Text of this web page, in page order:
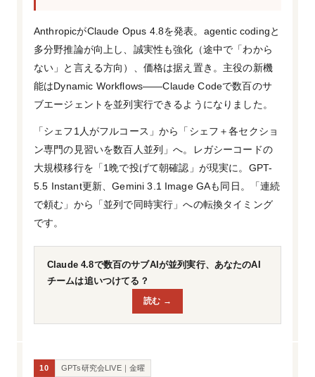
AnthropicがClaude Opus 4.8を発表。agentic codingと
多分野推論が向上し、誠実性も強化（途中で「わから
ない」と言える方向）、価格は据え置き。主役の新機
能はDynamic Workflows——Claude Codeで数百のサ
ブエージェントを並列実行できるようになりました。
「シェフ1人がフルコース」から「シェフ＋各セクショ
ン専門の見習いを数百人並列」へ。レガシーコードの
大規模移行を「1晩で投げて朝確認」が現実に。GPT-
5.5 Instant更新、Gemini 3.1 Image GAも同日。「連続
で頼む」から「並列で同時実行」への転換タイミング
です。
Claude 4.8で数百のサブAIが並列実行、あなたのAI
チームは追いつけてる？
読む →
10 GPTs研究会LIVE｜金曜